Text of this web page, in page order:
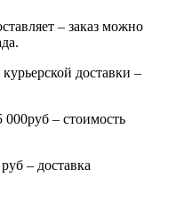
– заказ можно
доставки –
000руб – стоимость
– доставка